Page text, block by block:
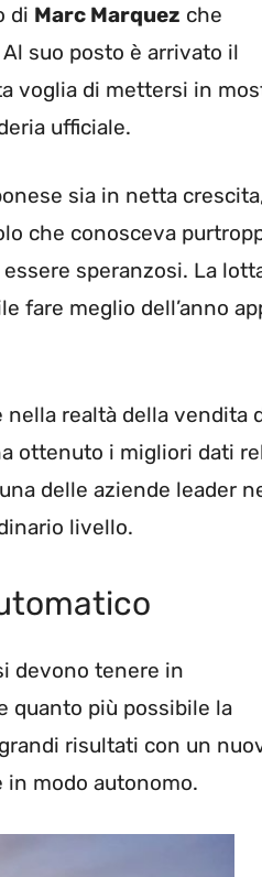
di Marc Marquez che
suo posto è arrivato il
voglia di mettersi in
ufficiale.
sia in netta
che conosceva
speranzosi. La
fare meglio dell’anno
realtà della vendita
ottenuto i migliori dati
delle aziende leader
livello.
devono tenere in
quanto più possibile la
risultati con un
modo autonomo.